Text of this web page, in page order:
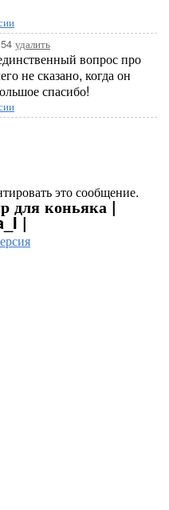
удалить
вопрос про
не сказано, когда он
спасибо!
это сообщение.
для коньяка |
|